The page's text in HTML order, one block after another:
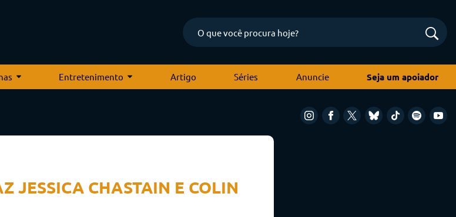
Entretenimento Artigo Séries Anuncie Seja um apoiador
JESSICA CHASTAIN E COLIN